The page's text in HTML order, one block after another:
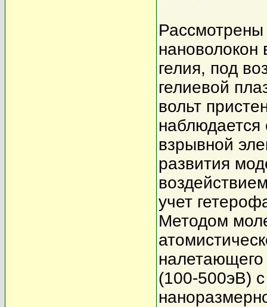
гелия, под
гелиевой
вольт
наблюдается
взрывной
развития
учет
Методом
(100-500эВ)